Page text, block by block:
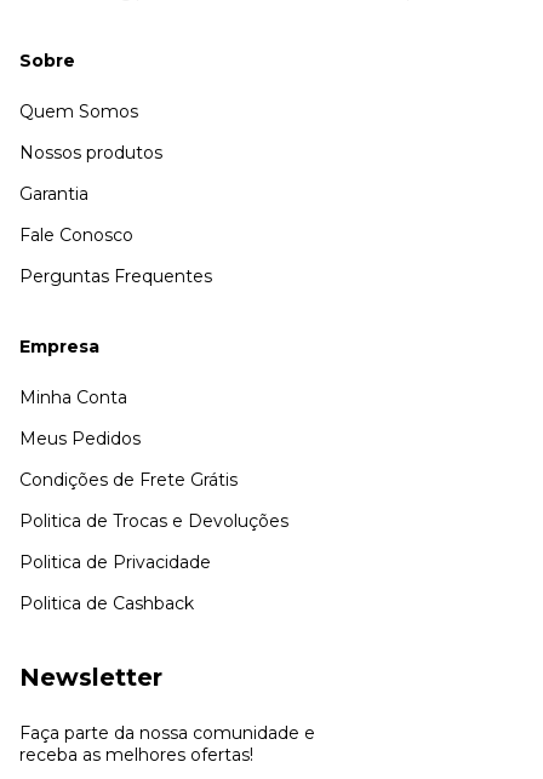
Sobre
Quem Somos
Nossos produtos
Garantia
Fale Conosco
Perguntas Frequentes
Empresa
Minha Conta
Meus Pedidos
Condições de Frete Grátis
Politica de Trocas e Devoluções
Politica de Privacidade
Politica de Cashback
Newsletter
Faça parte da nossa comunidade e
receba as melhores ofertas!